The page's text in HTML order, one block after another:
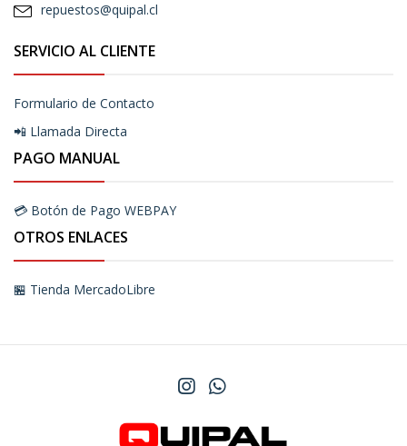
repuestos@quipal.cl
SERVICIO AL CLIENTE
Formulario de Contacto
📲 Llamada Directa
PAGO MANUAL
💳 Botón de Pago WEBPAY
OTROS ENLACES
🏪 Tienda MercadoLibre